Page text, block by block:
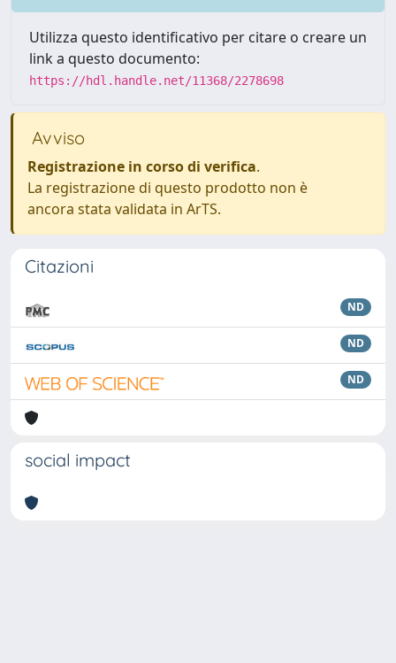
Utilizza questo identificativo per citare o creare un
link a questo documento:
https://hdl.handle.net/11368/2278698
Avviso
Registrazione in corso di verifica.
La registrazione di questo prodotto non è
ancora stata validata in ArTS.
Citazioni
ND
ND
ND
social impact